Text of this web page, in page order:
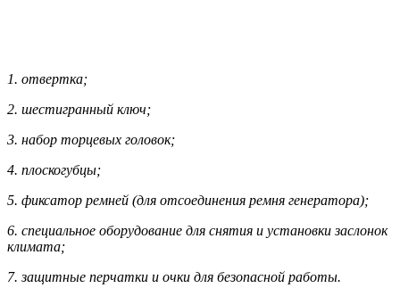
1. отвертка;
2. шестигранный ключ;
3. набор торцевых головок;
4. плоскогубцы;
5. фиксатор ремней (для отсоединения ремня генератора);
6. специальное оборудование для снятия и установки заслонок
климата;
7. защитные перчатки и очки для безопасной работы.